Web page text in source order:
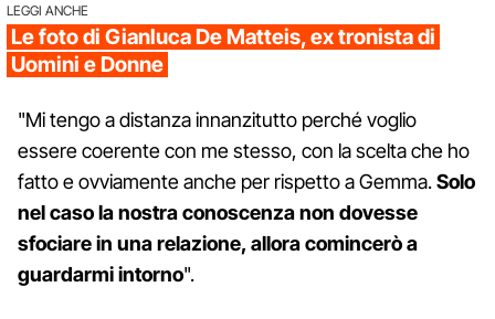
LEGGI ANCHE
Le foto di Gianluca De Matteis, ex tronista di
Uomini e Donne
"Mi tengo a distanza innanzitutto perché voglio
essere coerente con me stesso, con la scelta che ho
fatto e ovviamente anche per rispetto a Gemma.Solo
nel caso lanostra conoscenza non dovesse
sfociare in una relazione, allora comincerò a
guardarmi intorno".